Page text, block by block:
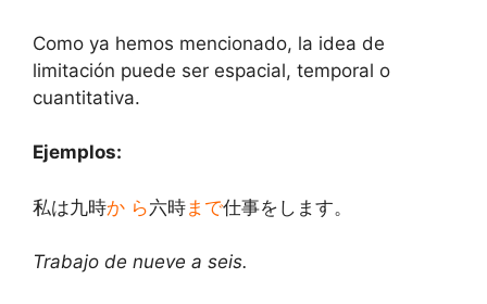
Como ya hemos mencionado, la idea de
limitación puede ser espacial, temporal o
cuantitativa.
Ejemplos:
私は九時か ら六時まで仕事をします。
Trabajo de nueve a seis.